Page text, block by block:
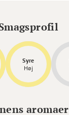
Syre
Høj
aromaer